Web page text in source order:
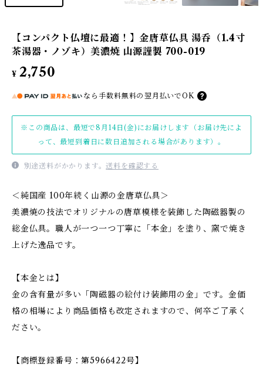
【コンパクト仏壇に最適！】金唐草仏具 湯呑（1.4寸
茶湯器・ノゾキ）美濃焼 山源謹製 700-019
¥ 2,750
なら 手数料無料の 翌月払いでOK
※この商品は、最短で8月14日(金)にお届けします（お届け先によ
って、最短到着日に数日追加される場合があります）。
別途送料がかかります。送料を確認する
＜純国産 100年続く山源の金唐草仏具＞
美濃焼の技法でオリジナルの唐草模様を装飾した陶磁器製の
総金仏具。職人が一つ一つ丁寧に「本金」を塗り、窯で焼き
上げた逸品です。
【本金とは】
金の含有量が多い「陶磁器の絵付け装飾用の金」です。金価
格の相場により商品価格も改定されますので、何卒ご了承く
ださい。
【商標登録番号：第5966422号】